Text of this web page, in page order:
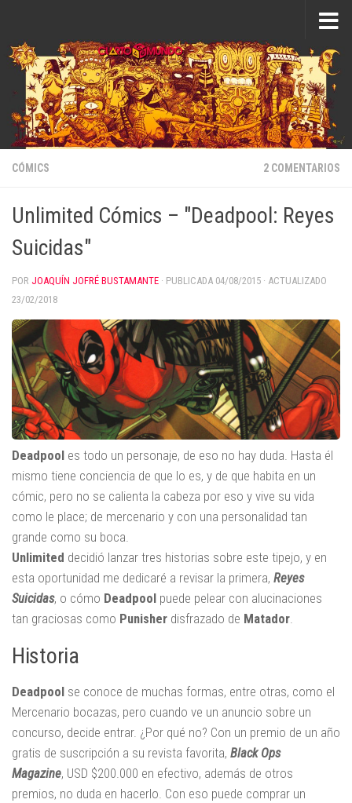
CÓMICS 2 COMENTARIOS
Unlimited Cómics – "Deadpool: Reyes
Suicidas"
POR JOAQUÍN JOFRÉ BUSTAMANTE · PUBLICADA 04/08/2015 · ACTUALIZADO
23/02/2018
Deadpool es todo un personaje, de eso no hay duda. Hasta él
mismo tiene conciencia de que lo es, y de que habita en un
cómic, pero no se calienta la cabeza por eso y vive su vida
como le place; de mercenario y con una personalidad tan
grande como su boca.
Unlimited decidió lanzar tres historias sobre este tipejo, y en
esta oportunidad me dedicaré a revisar la primera, Reyes
Suicidas, o cómo Deadpool puede pelear con alucinaciones
tan graciosas como Punisher disfrazado de Matador.
Historia
Deadpool se conoce de muchas formas, entre otras, como el
Mercenario bocazas, pero cuando ve un anuncio sobre un
concurso, decide entrar. ¿Por qué no? Con un premio de un año
gratis de suscripción a su revista favorita, Black Ops
Magazine, USD $200.000 en efectivo, además de otros
premios, no duda en hacerlo. Con eso puede comprar un